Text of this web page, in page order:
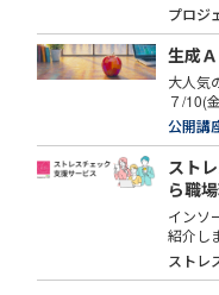
プロジ
生成
大人気
７/10(
公開講
スト
ら職
インソ
紹介し
ストレ